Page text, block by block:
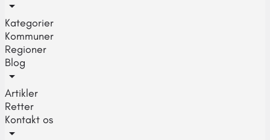
Kategorier
Kommuner
Regioner
Blog
Artikler
Retter
Kontakt os